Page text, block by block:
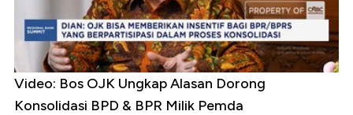
Video: Bos OJK Ungkap Alasan Dorong
Konsolidasi BPD & BPR Milik Pemda